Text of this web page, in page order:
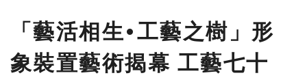
「藝活相生•工藝之樹」形
象裝置藝術揭幕 工藝七十